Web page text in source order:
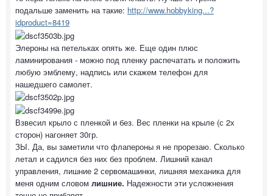
подальше заменить на такие: http://www.hobbyking...?
idproduct=8419
Элероны на петельках опять же. Еще один плюс
ламинирования - можно под пленку распечатать и положить
любую эмблему, надпись или скажем телефон для
нашедшего самолет.
Взвесил крыло с пленкой и без. Вес пленки на крыле (с 2х
сторон) нагоняет 30гр.
ЗЫ. Да, вы заметили что флапероны я не прорезаю. Сколько
летал и садился без них без проблем. Лишний канал
управления, лишние 2 сервомашинки, лишняя механика для
меня одним словом лишние. Надежности эти усложнения